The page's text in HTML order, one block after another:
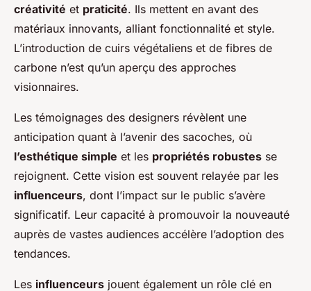
créativité et praticité. Ils mettent en avant des
matériaux innovants, alliant fonctionnalité et style.
L’introduction de cuirs végétaliens et de fibres de
carbone n’est qu’un aperçu des approches
visionnaires.
Les témoignages des designers révèlent une
anticipation quant à l’avenir des sacoches, où
l’esthétique simple et les propriétés robustes se
rejoignent. Cette vision est souvent relayée par les
influenceurs, dont l’impact sur le public s’avère
significatif. Leur capacité à promouvoir la nouveauté
auprès de vastes audiences accélère l’adoption des
tendances.
Les influenceurs jouent également un rôle clé en